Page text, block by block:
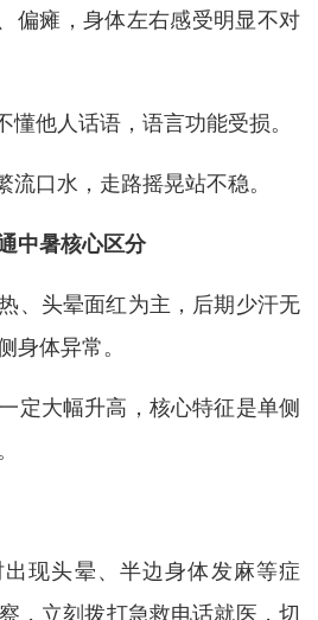
偏瘫，身体左右感受明显不对
懂他人话语，语言功能受损。
流口水，走路摇晃站不稳。
中暑核心区分
、头晕面红为主，后期少汗无
身体异常。
定大幅升高，核心特征是单侧
现头晕、半边身体发麻等症
，立刻拨打急救电话就医，切